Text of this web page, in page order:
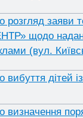
розгляд заяви
щодо
(вул.
вибуття дітей
визначення